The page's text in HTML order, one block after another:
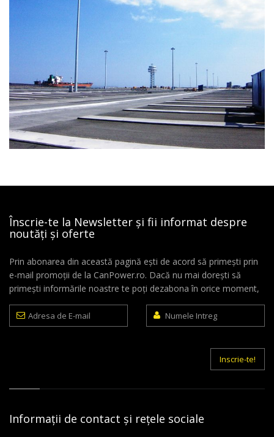
Înscrie-te la Newsletter și fii informat despre
noutăți și oferte
Prin abonarea din această pagină ești de acord să primești prin
e-mail promoții de la CanPower.ro. Dacă nu mai dorești să
primești informările noastre te poți dezabona în orice moment,
Adresa
de
Numele
Intreg
Inscrie-te!
Informații de contact și rețele sociale